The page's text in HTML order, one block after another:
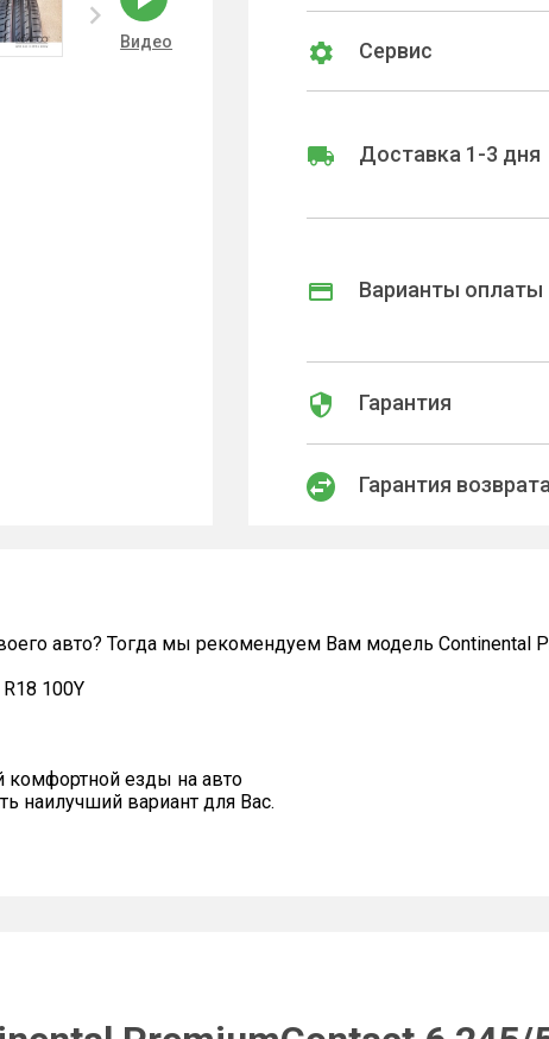
Видео Сервис
Доставка 1-3 дня
Варианты оплаты
Гарантия
Гарантия возврата
авто? Тогда мы рекомендуем Вам модель Continental
100Y
езды на авто
наилучший вариант для Вас.